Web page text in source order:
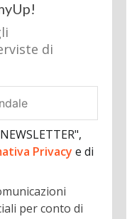
di
Privacy e di
per conto di